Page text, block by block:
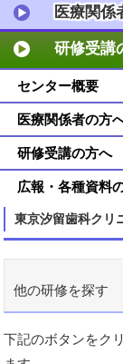
医療関係
研修受講
センター概要
医療関係者の方
研修受講の方へ
広報・各種資料
東京汐留歯科クリ
他の研修を探す
下記のボタンをク